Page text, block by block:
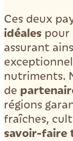
Ces deux
idéales pour
assurant
nutriments.
de
régions
fraîches,
savoir-faire